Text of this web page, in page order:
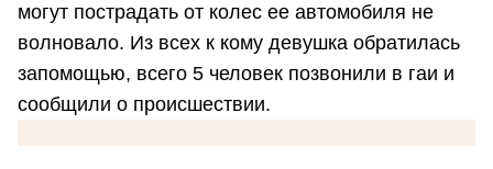
могут пострадать от колес ее автомобиля не
волновало. Из всех к кому девушка обратилась
запомощью, всего 5 человек позвонили в гаи и
сообщили о происшествии.